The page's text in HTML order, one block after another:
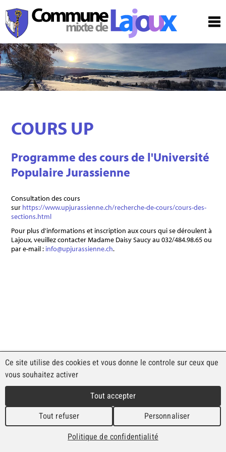
COURS UP
Programme des cours de l'Université
Populaire Jurassienne
Consultation des cours
sur https://www.upjurassienne.ch/recherche-de-cours/cours-des-
sections.html
Pour plus d'informations et inscription aux cours qui se déroulent à
Lajoux, veuillez contacter Madame Daisy Saucy au 032/484.98.65 ou
par e-mail : info@upjurassienne.ch.
Route Principale 52
2718 Lajoux
Tél. 032 484 94 27
commune@lajoux.ch
Ce site utilise des cookies et vous donne le contrôle sur ceux que
vous souhaitez activer
Tout accepter
Tout refuser Personnaliser
Politique de confidentialité